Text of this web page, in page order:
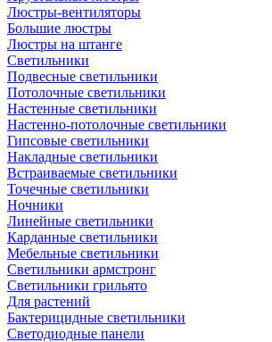
Люстры-вентиляторы
Большие люстры
Люстры на штанге
Светильники
Подвесные светильники
Потолочные светильники
Настенные светильники
Настенно-потолочные светильники
Гипсовые светильники
Накладные светильники
Встраиваемые светильники
Точечные светильники
Ночники
Линейные светильники
Карданные светильники
Мебельные светильники
Светильники армстронг
Светильники грильято
Для растений
Бактерицидные светильники
Светодиодные панели